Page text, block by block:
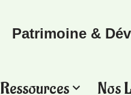
Patrimoine &
Ressources Nos